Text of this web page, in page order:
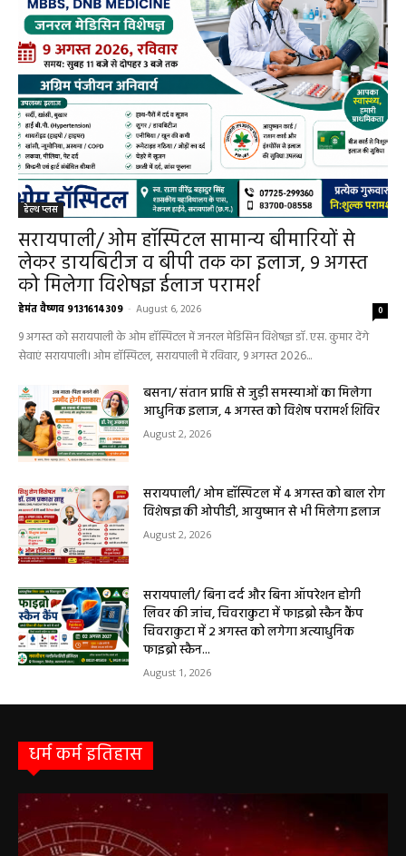
हेल्थ प्लस
सरायपाली/ ओम हॉस्पिटल सामान्य बीमारियों से
लेकर डायबिटीज व बीपी तक का इलाज, 9 अगस्त
को मिलेगा विशेषज्ञ ईलाज परामर्श
हेमंत वैष्णव 9131614309 - August 6, 2026 0
9 अगस्त को सरायपाली के ओम हॉस्पिटल में जनरल मेडिसिन विशेषज्ञ डॉ. एस. कुमार देंगे
सेवाएं सरायपाली। ओम हॉस्पिटल, सरायपाली में रविवार, 9 अगस्त 2026...
बसना/ संतान प्राप्ति से जुड़ी समस्याओं का मिलेगा
आधुनिक इलाज, 4 अगस्त को विशेष परामर्श शिविर
August 2, 2026
सरायपाली/ ओम हॉस्पिटल में 4 अगस्त को बाल रोग
विशेषज्ञ की ओपीडी, आयुष्मान से भी मिलेगा इलाज
August 2, 2026
सरायपाली/ बिना दर्द और बिना ऑपरेशन होगी
लिवर की जांच, चिवराकुटा में फाइब्रो स्कैन कैंप
चिवराकुटा में 2 अगस्त को लगेगा अत्याधुनिक
फाइब्रो स्कैन...
August 1, 2026
धर्म कर्म इतिहास